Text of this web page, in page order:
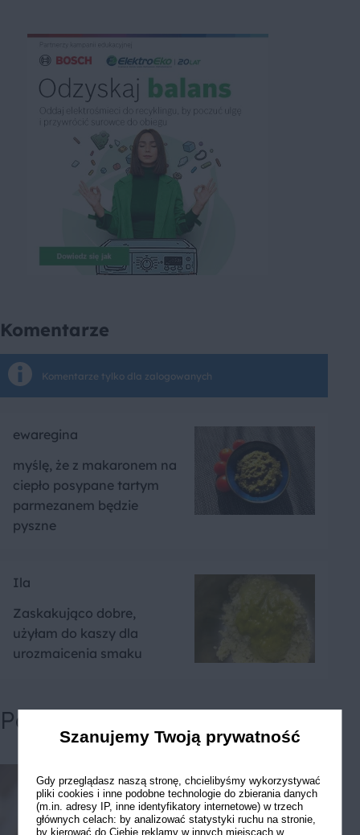
Komentarze
Komentarze tylko dla zalogowanych
ewaregina
myślę, że z makaronem na
ciepło posypane tartym
parmezanem będzie
pyszne
Ila
Zaskakująco dobre,
użyłam do kaszy dla
urozmaicenia smaku
Powiązane przepisy
Szanujemy Twoją prywatność
Gdy przeglądasz naszą stronę, chcielibyśmy wykorzystywać
pliki cookies i inne podobne technologie do zbierania danych
(m.in. adresy IP, inne identyfikatory internetowe) w trzech
głównych celach: by analizować statystyki ruchu na stronie,
by kierować do Ciebie reklamy w innych miejscach w